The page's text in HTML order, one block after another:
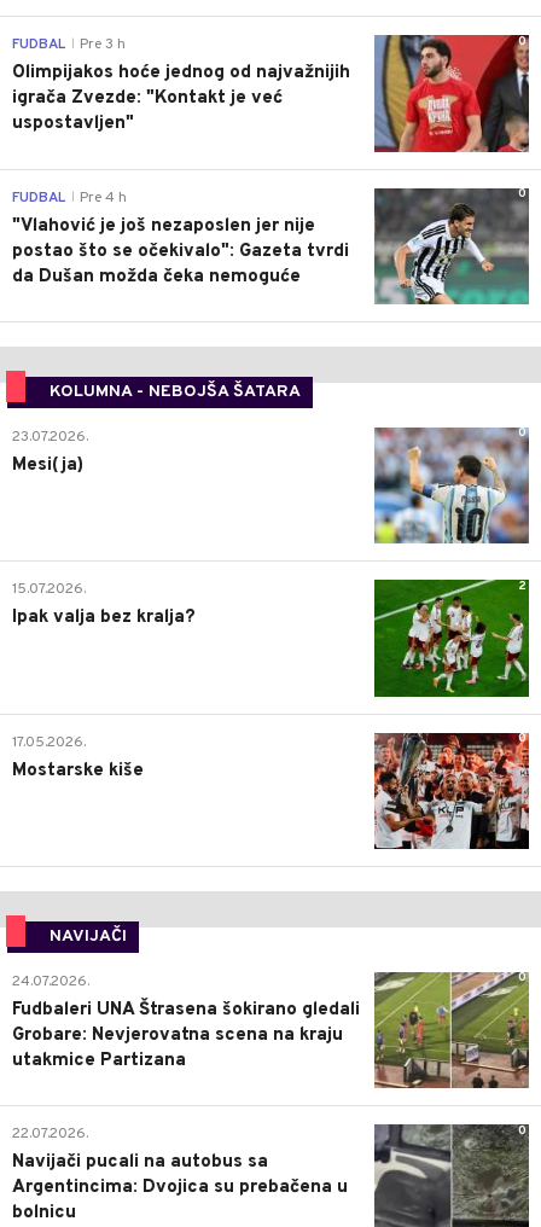
0
FUDBAL Pre 3 h
Olimpijakos hoće jednog od najvažnijih
igrača Zvezde: "Kontakt je već
uspostavljen"
0
FUDBAL Pre 4 h
"Vlahović je još nezaposlen jer nije
postao što se očekivalo": Gazeta tvrdi
da Dušan možda čeka nemoguće
KOLUMNA - NEBOJŠA ŠATARA
0
23.07.2026.
Mesi(ja)
2
15.07.2026.
Ipak valja bez kralja?
0
17.05.2026.
Mostarske kiše
NAVIJAČI
0
24.07.2026.
Fudbaleri UNA Štrasena šokirano gledali
Grobare: Nevjerovatna scena na kraju
utakmice Partizana
0
22.07.2026.
Navijači pucali na autobus sa
Argentincima: Dvojica su prebačena u
bolnicu